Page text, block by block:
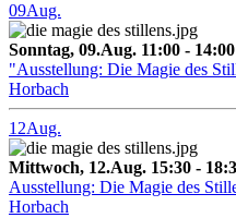
09Aug.
Sonntag, 09.Aug. 11:00 -
"Ausstellung: Die Magie des
Horbach
12Aug.
Mittwoch, 12.Aug. 15:30 -
Ausstellung: Die Magie des
Horbach